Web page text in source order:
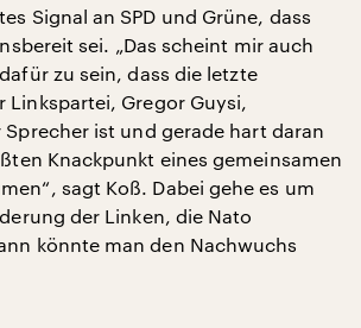
Signal an SPD und Grüne, dass
sei. „Das scheint mir auch
zu sein, dass die letzte
Linkspartei, Gregor Guysi,
ist und gerade hart daran
Knackpunkt eines gemeinsamen
sagt Koß. Dabei gehe es um
der Linken, die Nato
könnte man den Nachwuchs